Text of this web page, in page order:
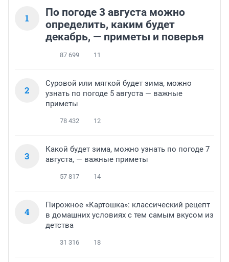
1
По погоде 3 августа можно
определить, каким будет
декабрь, — приметы и поверья
87 699 11
2
Суровой или мягкой будет зима, можно
узнать по погоде 5 августа — важные
приметы
78 432 12
3
Какой будет зима, можно узнать по погоде 7
августа, — важные приметы
57 817 14
4
Пирожное «Картошка»: классический рецепт
в домашних условиях с тем самым вкусом из
детства
31 316 18